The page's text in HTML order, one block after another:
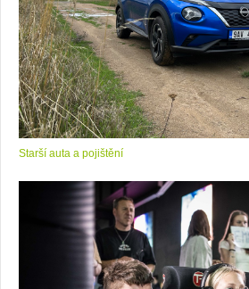
Starší auta a pojištění